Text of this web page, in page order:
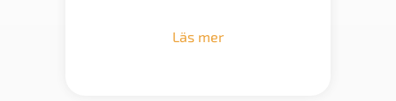
Läs mer